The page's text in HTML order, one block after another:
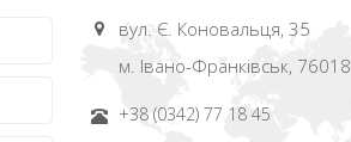
вул. Є. Коновальця, 35
м. Івано-Франківськ, 76018
+38 (0342) 77 18 45